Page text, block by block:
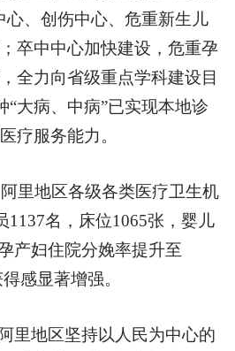
心、创伤中心、危重新生儿
卒中中心加快建设，危重孕
全力向省级重点学科建设目
“大病、中病”已实现本地诊
疗服务能力。
里地区各级各类医疗卫生机
1137名，床位1065张，婴儿
产妇住院分娩率提升至
感显著增强。
里地区坚持以人民为中心的